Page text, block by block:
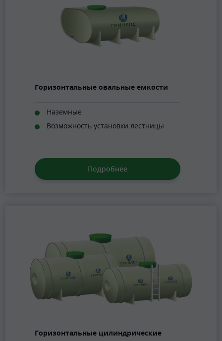
Горизонтальные овальные емкости
Наземные
Возможность установки лестницы
Подробнее
Горизонтальные цилиндрические